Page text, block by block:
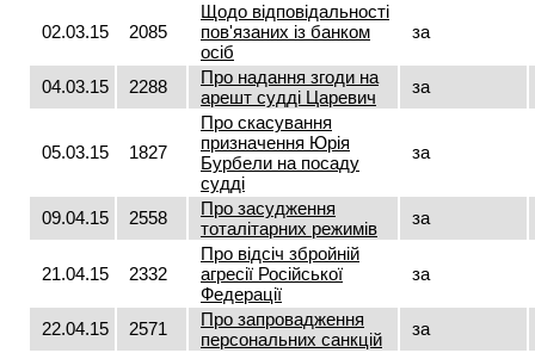
02.03.15 2085
Щодо відповідальності
пов'язаних із банком
осіб
за
04.03.15 2288
Про надання згоди на
арешт судді Царевич
за
05.03.15 1827
Про скасування
призначення Юрія
Бурбели на посаду
судді
за
09.04.15 2558
Про засудження
тоталітарних режимів
за
21.04.15 2332
Про відсіч збройній
агресії Російської
Федерації
за
22.04.15 2571
Про запровадження
персональних санкцій
за